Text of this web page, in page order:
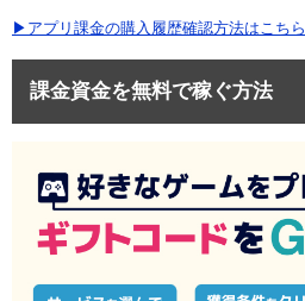
▶アプリ課金の購入履歴確認方法はこちら
課金資金を無料で稼ぐ方法